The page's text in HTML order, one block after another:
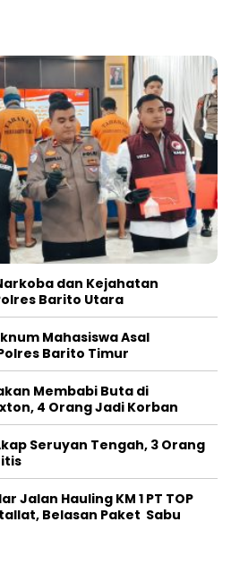
dan Kejahatan
Barito Utara
Mahasiswa Asal
Barito Timur
Membabi Buta di
4 Orang Jadi Korban
Seruyan Tengah, 3 Orang
Jalan Hauling KM 1 PT TOP
Belasan Paket Sabu